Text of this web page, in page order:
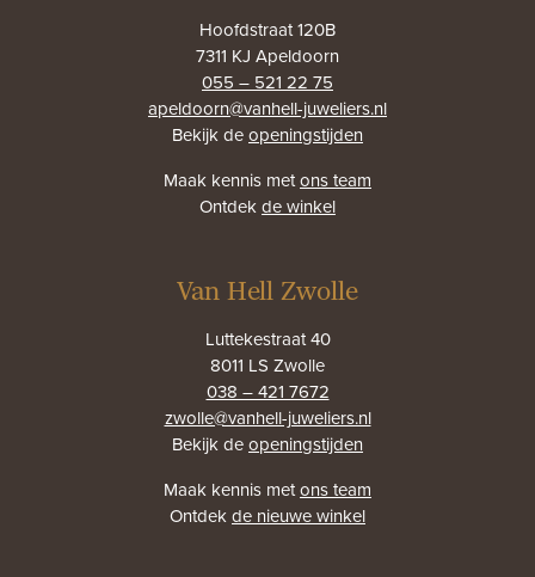
Hoofdstraat 120B
7311 KJ Apeldoorn
055 – 521 22 75
apeldoorn@vanhell-juweliers.nl
Bekijk deopeningstijden
Maak kennis metons team
Ontdekde winkel
Van Hell Zwolle
Luttekestraat 40
8011 LS Zwolle
038 – 421 7672
zwolle@vanhell-juweliers.nl
Bekijk deopeningstijden
Maak kennis metons team
Ontdekde nieuwe winkel